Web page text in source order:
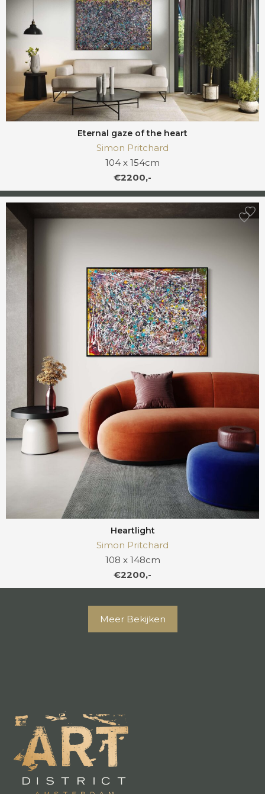
Eternal gaze of the heart
Simon Pritchard
104 x 154cm
€2200,-
Heartlight
Simon Pritchard
108 x 148cm
€2200,-
Meer Bekijken